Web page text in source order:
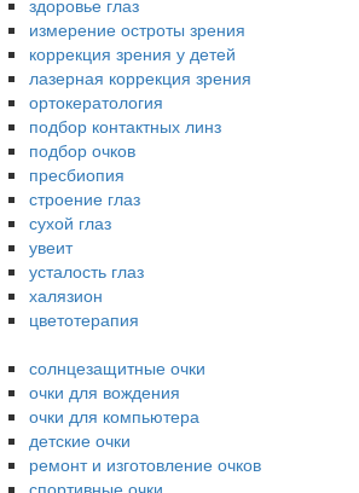
здоровье глаз
измерение остроты зрения
коррекция зрения у детей
лазерная коррекция зрения
ортокератология
подбор контактных линз
подбор очков
пресбиопия
строение глаз
сухой глаз
увеит
усталость глаз
халязион
цветотерапия
солнцезащитные очки
очки для вождения
очки для компьютера
детские очки
ремонт и изготовление очков